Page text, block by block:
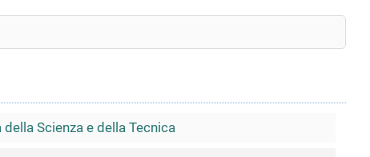
Scienza e della Tecnica